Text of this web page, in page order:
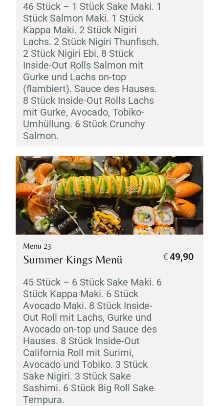
46 Stück – 1 Stück Sake Maki. 1
Stück Salmon Maki. 1 Stück
Kappa Maki. 2 Stück Nigiri
Lachs. 2 Stück Nigiri Thunfisch.
2 Stück Nigiri Ebi. 8 Stück
Inside-Out Rolls Salmon mit
Gurke und Lachs on-top
(flambiert). Sauce des Hauses.
8 Stück Inside-Out Rolls Lachs
mit Gurke, Avocado, Tobiko-
Umhüllung. 6 Stück Crunchy
Salmon.
Menu 23
Summer Kings Menü
45 Stück – 6 Stück Sake Maki. 6
Stück Kappa Maki. 6 Stück
Avocado Maki. 8 Stück Inside-
Out Roll mit Lachs, Gurke und
Avocado on-top und Sauce des
Hauses. 8 Stück Inside-Out
California Roll mit Surimi,
Avocado und Tobiko. 3 Stück
Sake Nigiri. 3 Stück Sake
Sashimi. 6 Stück Big Roll Sake
Tempura.
49,90
€